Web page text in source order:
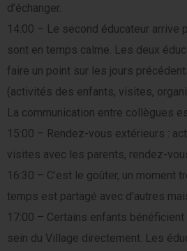
d’échanger.
14:00 – Le second éducateur arrive
sont en temps calme. Les deux
faire un point sur les jours
(activités des enfants, visites,
La communication entre collègues
15:00 – Rendez-vous extérieurs :
visites avec les parents, rendez-
16:30 – C’est le goûter, un moment
temps est partagé avec d’autres
17:00 – Certains enfants
sein du Village directement. Les